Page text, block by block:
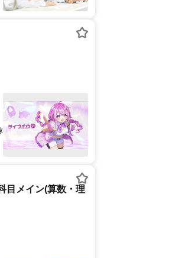
目メイン(算数・理